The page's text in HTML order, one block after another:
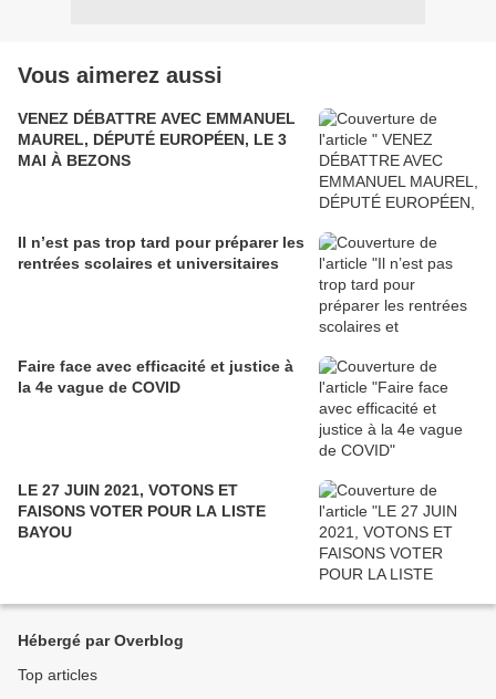
Vous aimerez aussi
VENEZ DÉBATTRE AVEC EMMANUEL
MAUREL, DÉPUTÉ EUROPÉEN, LE 3
MAI À BEZONS
Il n’est pas trop tard pour préparer les
rentrées scolaires et universitaires
Faire face avec efficacité et justice à
la 4e vague de COVID
LE 27 JUIN 2021, VOTONS ET
FAISONS VOTER POUR LA LISTE
BAYOU
Hébergé par Overblog
Top articles